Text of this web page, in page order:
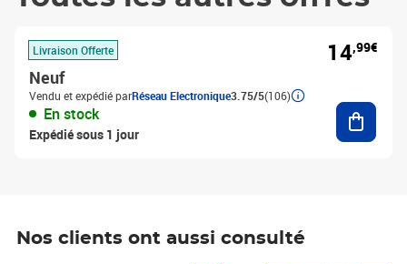
Livraison Offerte
Neuf
Vendu et expédié parRéseau Electronique3.75/5(106)
En stock
Expédié sous 1 jour
14,99€
Nos clients ont aussi consulté